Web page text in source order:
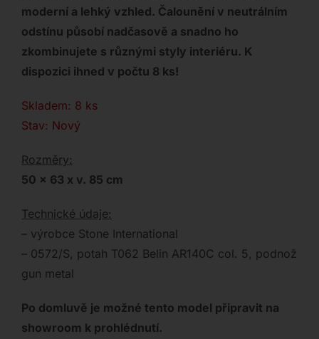
moderní a lehký vzhled. Čalounění v neutrálním
odstínu působí nadčasově a snadno ho
zkombinujete s různými styly interiéru. K
dispozici ihned v počtu 8 ks!
Skladem: 8 ks
Stav: Nový
Rozměry:
50 x 63 x v. 85 cm
Technické údaje:
– výrobce Stone International
– 0572/S, potah T062 Belin AR140C col. 5, podnož
gun metal
Po domluvě je možné tento model připravit na
showroom k prohlédnutí.